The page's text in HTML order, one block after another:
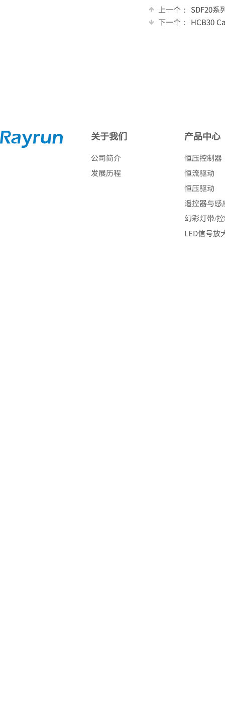
上一个： SDF20系
下一个： HCB30
关于我们
公司简介
发展历程
产品中心
恒压控制器
恒流驱动
恒压驱动
遥控器与感
幻彩灯带/
LED信号放